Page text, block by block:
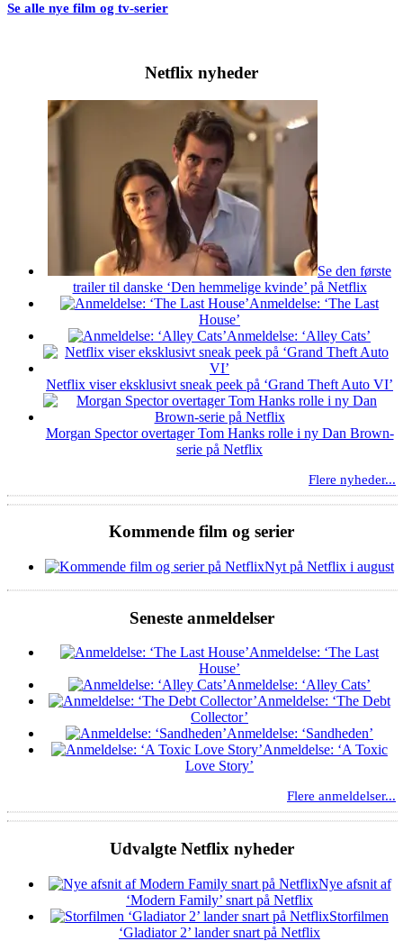
Se alle nye film og tv-serier
Netflix nyheder
Se den første
trailer til danske ‘Den hemmelige kvinde’ på Netflix
Anmeldelse: ‘The Last
House’
Anmeldelse: ‘Alley Cats’
Netflix viser eksklusivt sneak peek på ‘Grand Theft Auto VI’
Morgan Spector overtager Tom Hanks rolle i ny Dan Brown-
serie på Netflix
Flere nyheder...
Kommende film og serier
Nyt på Netflix i august
Seneste anmeldelser
Anmeldelse: ‘The Last
House’
Anmeldelse: ‘Alley Cats’
Anmeldelse: ‘The Debt
Collector’
Anmeldelse: ‘Sandheden’
Anmeldelse: ‘A Toxic
Love Story’
Flere anmeldelser...
Udvalgte Netflix nyheder
Nye afsnit af
‘Modern Family’ snart på Netflix
Storfilmen
‘Gladiator 2’ lander snart på Netflix